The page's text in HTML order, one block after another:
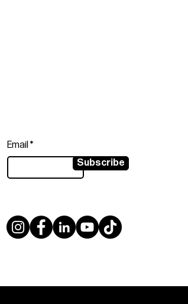
Email
Subscribe